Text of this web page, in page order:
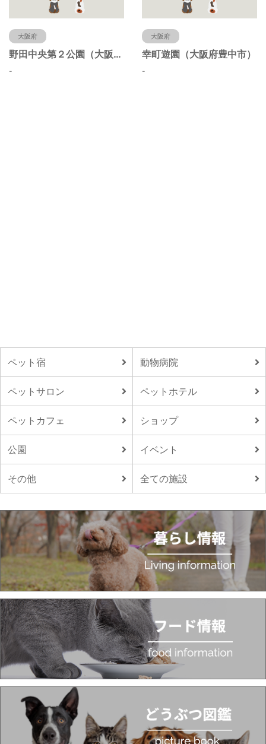
大阪府
野田中央第２公園（大阪府豊中市）
-
大阪府
幸町遊園（大阪府豊中市）
-
ペット宿 動物病院
ペットサロン ペットホテル
ペットカフェ ショップ
公園 イベント
その他 全ての施設